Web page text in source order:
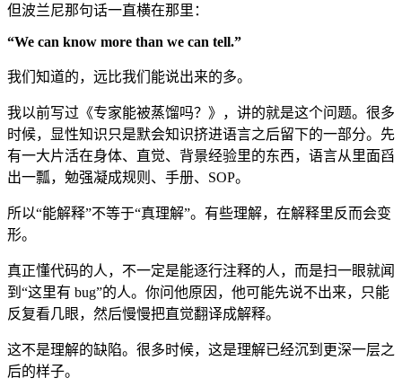
但波兰尼那句话一直横在那里：
“We can know more than we can tell.”
我们知道的，远比我们能说出来的多。
我以前写过《专家能被蒸馏吗？》，讲的就是这个问题。很多
时候，显性知识只是默会知识挤进语言之后留下的一部分。先
有一大片活在身体、直觉、背景经验里的东西，语言从里面舀
出一瓢，勉强凝成规则、手册、SOP。
所以“能解释”不等于“真理解”。有些理解，在解释里反而会变
形。
真正懂代码的人，不一定是能逐行注释的人，而是扫一眼就闻
到“这里有 bug”的人。你问他原因，他可能先说不出来，只能
反复看几眼，然后慢慢把直觉翻译成解释。
这不是理解的缺陷。很多时候，这是理解已经沉到更深一层之
后的样子。